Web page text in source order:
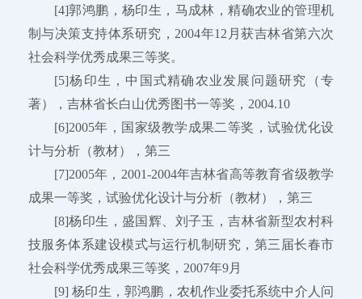
[4]郭鸿鹏，杨印生，马成林，精确农业的管理机
制与决策支持体系研究，2004年12月获吉林省第六次
社会科学优秀成果三等奖。
[5]杨印生，中国式精确农业发展问题研究（专
著），吉林省长白山优秀图书一等奖，2004.10
[6]2005年，国家级教学成果二等奖，试验优化设
计与分析（教材），第三
[7]2005年，2001-2004年吉林省高等教育省级教学
成果一等奖，试验优化设计与分析（教材），第三
[8]杨印生，盛国辉、刘子玉，吉林省新型农村科
技服务体系建设模式与运行机制研究，第三届长春市
社会科学优秀成果三等奖，2007年9月
[9] 杨印生，郭鸿鹏，农机作业委托系统中介人问